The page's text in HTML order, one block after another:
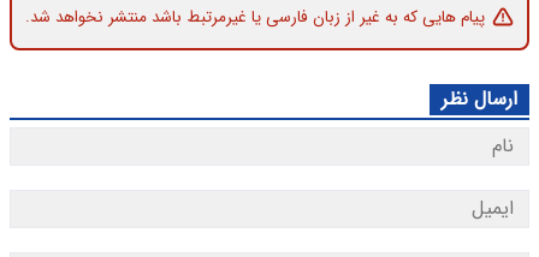
پیام هایی که به غیر از زبان فارسی یا غیرمرتبط باشد منتشر نخواهد شد.
ارسال نظر